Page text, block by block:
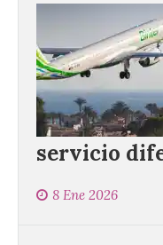
servicio
8 Ene 2026